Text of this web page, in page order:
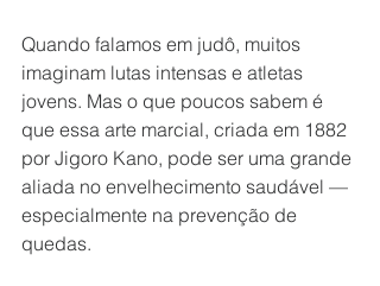
Quando falamos em judô, muitos
imaginam lutas intensas e atletas
jovens. Mas o que poucos sabem é
que essa arte marcial, criada em 1882
por Jigoro Kano, pode ser uma grande
aliada no envelhecimento saudável —
especialmente na prevenção de
quedas.